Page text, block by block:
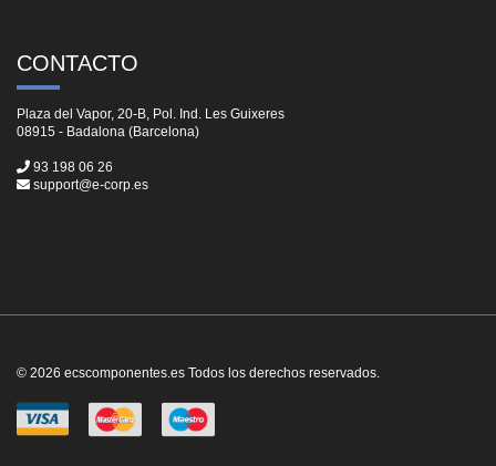
CONTACTO
Plaza del Vapor, 20-B, Pol. Ind. Les Guixeres
08915 - Badalona (Barcelona)
93 198 06 26
support@e-corp.es
© 2026 ecscomponentes.es Todos los derechos reservados.